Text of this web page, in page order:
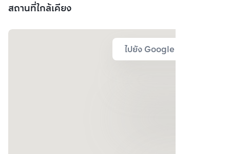
สถานที่ใกล้เคียง
ไปยัง Google Map